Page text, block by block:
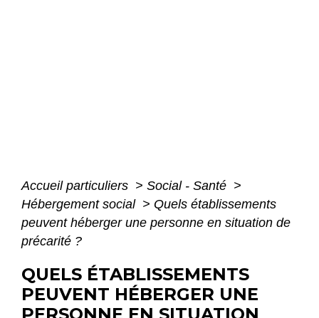
Accueil particuliers > Social - Santé >
Hébergement social > Quels établissements
peuvent héberger une personne en situation de
précarité ?
QUELS ÉTABLISSEMENTS
PEUVENT HÉBERGER UNE